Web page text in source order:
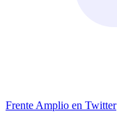
Frente Amplio en Twitter